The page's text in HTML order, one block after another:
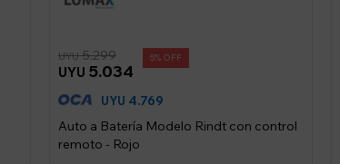
UYU 5.034
UYU 5.299 5
UYU 4.769
Auto a Batería Modelo Rindt con control
remoto - Rojo